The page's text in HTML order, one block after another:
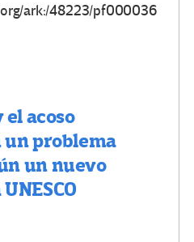
ark:/48223/pf000036
acoso
un problema
un nuevo